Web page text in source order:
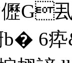
G厾
b� 6